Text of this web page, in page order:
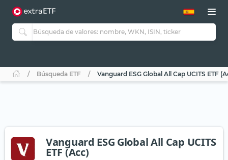
Búsqueda ETF Vanguard ESG Global All Cap UCITS ETF
Vanguard ESG Global All Cap UCITS
ETF (Acc)